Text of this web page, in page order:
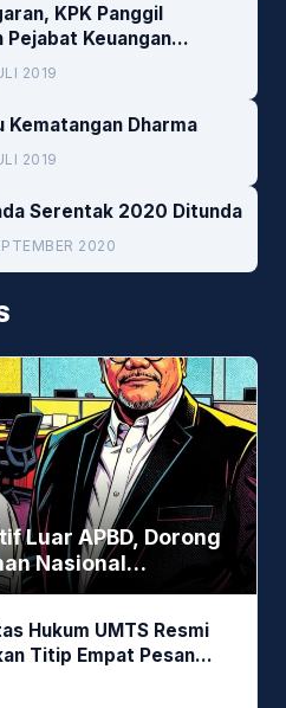
KPK Panggil
Pejabat Keuangan
2019
Kematangan Dharma
2019
Serentak 2020 Ditunda
2020
Luar APBD, Dorong
Nasional
Hukum UMTS Resmi
Titip Empat Pesan